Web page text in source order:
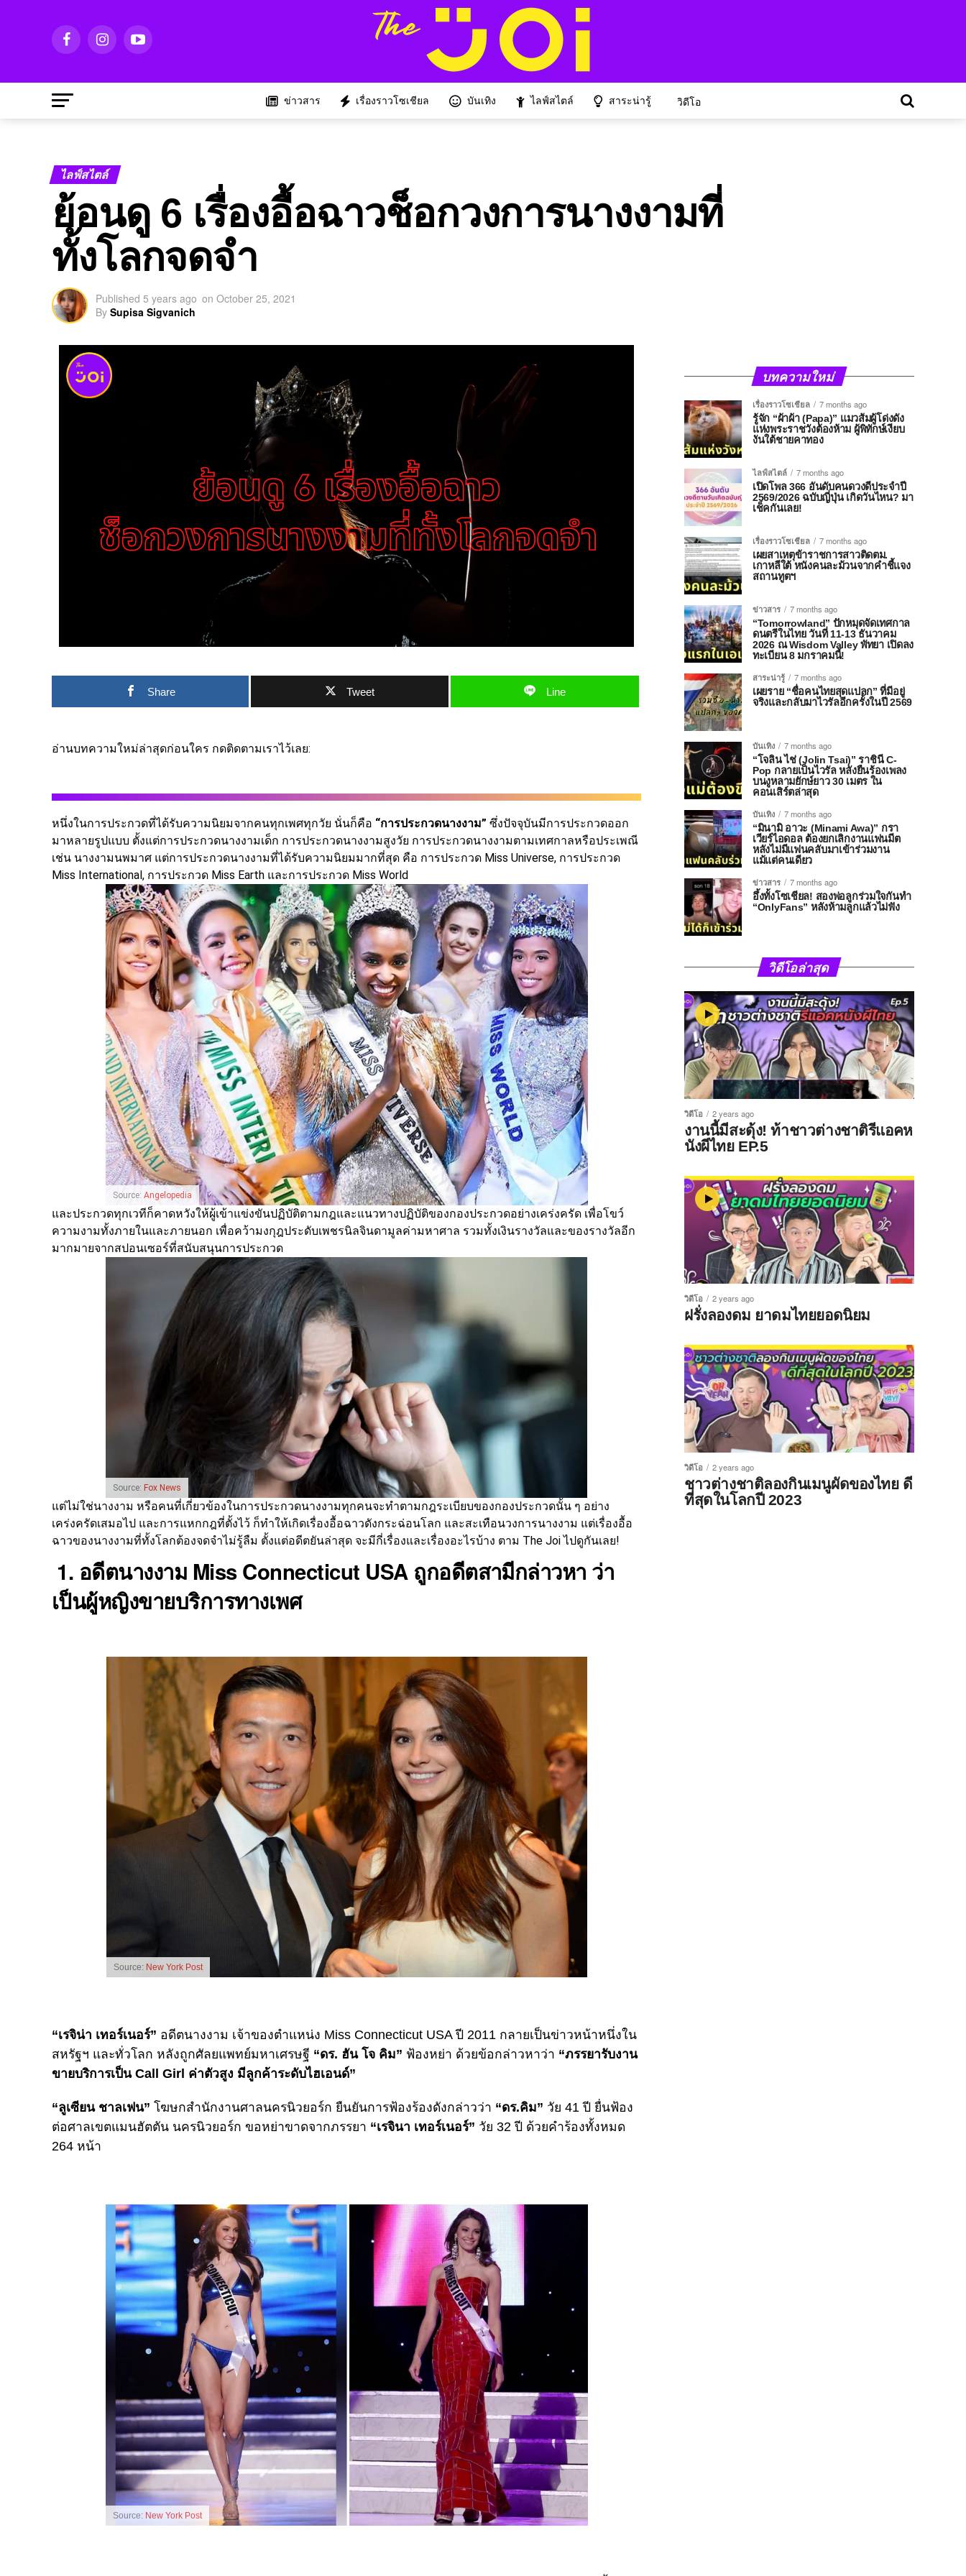
ข่าวสาร เรื่องราวโซเชียล บันเทิง ไลฟ์สไตล์ สาระน่ารู้ วิดีโอ
ไลฟ์สไตล์
ย้อนดู 6 เรื่องอื้อฉาวช็อกวงการนางงามที่
ทั้งโลกจดจำ
Published 5 years ago on October 25, 2021
By Supisa Sigvanich
Share Tweet Line
อ่านบทความใหม่ล่าสุดก่อนใคร กดติดตามเราไว้เลย:
หนึ่งในการประกวดที่ได้รับความนิยมจากคนทุกเพศทุกวัย นั่นก็คือ “การประกวดนางงาม” ซึ่งปัจจุบันมีการประกวดออก
มาหลายรูปแบบ ตั้งแต่การประกวดนางงามเด็ก การประกวดนางงามสูงวัย การประกวดนางงามตามเทศกาลหรือประเพณี
เช่น นางงามนพมาศ แต่การประกวดนางงามที่ได้รับความนิยมมากที่สุด คือ การประกวด Miss Universe, การประกวด
Miss International, การประกวด Miss Earth และการประกวด Miss World
Source: Angelopedia
และประกวดทุกเวทีก็คาดหวังให้ผู้เข้าแข่งขันปฏิบัติตามกฎและแนวทางปฏิบัติของกองประกวดอย่างเคร่งครัด เพื่อโขว์
ความงามทั้งภายในและภายนอก เพื่อคว้ามงกุฎประดับเพชรนิลจินดามูลค่ามหาศาล รวมทั้งเงินรางวัลและของรางวัลอีก
มากมายจากสปอนเซอร์ที่สนับสนุนการประกวด
Source: Fox News
แต่ไม่ใช่นางงาม หรือคนที่เกี่ยวข้องในการประกวดนางงามทุกคนจะทำตามกฎระเบียบของกองประกวดนั้น ๆ อย่าง
เคร่งครัดเสมอไป และการแหกกฎที่ตั้งไว้ ก็ทำให้เกิดเรื่องอื้อฉาวดังกระฉ่อนโลก และสะเทือนวงการนางงาม แต่เรื่องอื้อ
ฉาวของนางงามที่ทั้งโลกต้องจดจำไม่รู้ลืม ตั้งแต่อดีตยันล่าสุด จะมีกี่เรื่องและเรื่องอะไรบ้าง ตาม The Joi ไปดูกันเลย!
1. อดีตนางงาม Miss Connecticut USA ถูกอดีตสามีกล่าวหา ว่า
เป็นผู้หญิงขายบริการทางเพศ
Source: New York Post
“เรจิน่า เทอร์เนอร์” อดีตนางงาม เจ้าของตำแหน่ง Miss Connecticut USA ปี 2011 กลายเป็นข่าวหน้าหนึ่งใน
สหรัฐฯ และทั่วโลก หลังถูกศัลยแพทย์มหาเศรษฐี “ดร. ฮัน โจ คิม” ฟ้องหย่า ด้วยข้อกล่าวหาว่า “ภรรยารับงาน
ขายบริการเป็น Call Girl ค่าตัวสูง มีลูกค้าระดับไฮเอนด์”
“ลูเซียน ชาลเฟน” โฆษกสำนักงานศาลนครนิวยอร์ก ยืนยันการฟ้องร้องดังกล่าวว่า “ดร.คิม” วัย 41 ปี ยื่นฟ้อง
ต่อศาลเขตแมนฮัตตัน นครนิวยอร์ก ขอหย่าขาดจากภรรยา “เรจินา เทอร์เนอร์” วัย 32 ปี ด้วยคำร้องทั้งหมด
264 หน้า
Source: New York Post
บทความใหม่
เรื่องราวโซเชียล
7 months ago
รู้จัก “ผ้าผ้า (Papa)” แมวส้มผู้โด่งดัง
แห่งพระราชวังต้องห้าม ผู้พิทักษ์เงียบ
งันใต้ชายคาทอง
ไลฟ์สไตล์
7 months ago
เปิดโพล 366 อันดับคนดวงดีประจำปี
2569/2026 ฉบับญี่ปุ่น เกิดวันไหน? มา
เช็คกันเลย!
เรื่องราวโซเชียล
7 months ago
เผยสาเหตุข้าราชการสาวติดตม.
เกาหลีใต้ หนังคนละม้วนจากคำชี้แจง
สถานทูตฯ
ข่าวสาร
7 months ago
“Tomorrowland” ปักหมุดจัดเทศกาล
ดนตรีในไทย วันที่ 11-13 ธันวาคม
2026 ณ Wisdom Valley พัทยา เปิดลง
ทะเบียน 8 มกราคมนี้!
สาระน่ารู้
7 months ago
เผยราย “ชื่อคนไทยสุดแปลก” ที่มีอยู่
จริงและกลับมาไวรัลอีกครั้งในปี 2569
บันเทิง
7 months ago
“โจลิน ไช่ (Jolin Tsai)” ราชินี C-
Pop กลายเป็นไวรัล หลังยืนร้องเพลง
บนงูหลามยักษ์ยาว 30 เมตร ใน
คอนเสิร์ตล่าสุด
บันเทิง
7 months ago
“มินามิ อาวะ (Minami Awa)” กรา
เวียร์ไอดอล ต้องยกเลิกงานแฟนมีต
หลังไม่มีแฟนคลับมาเข้าร่วมงาน
แม้แต่คนเดียว
ข่าวสาร
7 months ago
อึ้งทั้งโซเชียล! สองพ่อลูกร่วมใจกันทำ
“OnlyFans” หลังห้ามลูกแล้วไม่ฟัง
วิดีโอล่าสุด
วิดีโอ 2 years ago
งานนี้มีสะดุ้ง! ท้าชาวต่างชาติรีแอคห
นังผีไทย EP.5
วิดีโอ 2 years ago
ฝรั่งลองดม ยาดมไทยยอดนิยม
วิดีโอ 2 years ago
ชาวต่างชาติลองกินเมนูผัดของไทย ดี
ที่สุดในโลกปี 2023